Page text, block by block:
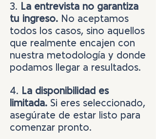
3. La entrevista no garantiza
tu ingreso. No aceptamos
todos los casos, sino aquellos
que realmente encajen con
nuestra metodología y donde
podamos llegar a resultados.
4. La disponibilidad es
limitada. Si eres seleccionado,
asegúrate de estar listo para
comenzar pronto.